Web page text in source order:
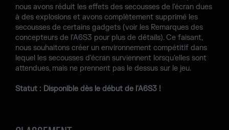
nous avons réduit les effets des secousses de l'écran dues
à des explosions et avons complètement supprimé les
secousses de certains gadgets (voir les Remarques des
concepteurs de l'A6S3 pour plus de détails). Ce faisant,
nous souhaitons créer un environnement compétitif dans
lequel les secousses d'écran surviennent lorsqu'elles sont
attendues, mais ne prennent pas le dessus sur le jeu.
Statut : Disponible dès le début de l'A6S3 !